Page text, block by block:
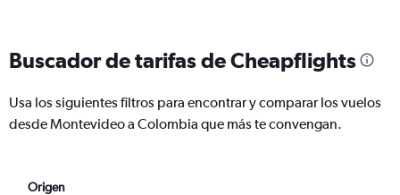
Buscador de tarifas de Cheapflights
Usa los siguientes filtros para encontrar y comparar los vuelos
desde Montevideo a Colombia que más te convengan.
Origen